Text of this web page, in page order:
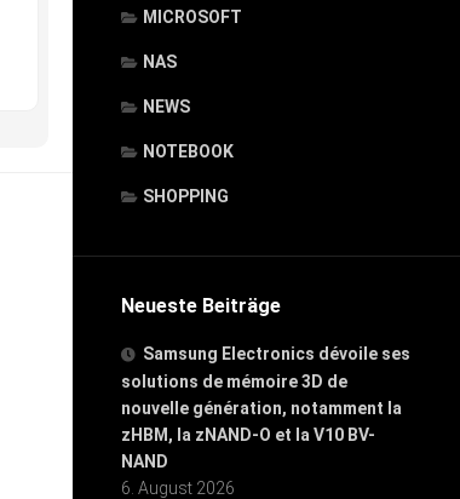
MICROSOFT
NAS
NEWS
NOTEBOOK
SHOPPING
Neueste Beiträge
Samsung Electronics dévoile ses
solutions de mémoire 3D de
nouvelle génération, notamment la
zHBM, la zNAND-O et la V10 BV-
NAND
6. August 2026